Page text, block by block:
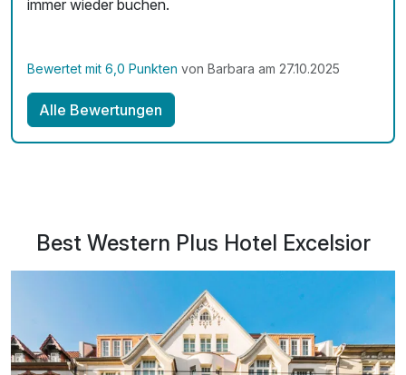
immer wieder buchen.
Bewertet mit 6,0 Punkten von Barbara am 27.10.2025
Alle Bewertungen
Best Western Plus Hotel Excelsior